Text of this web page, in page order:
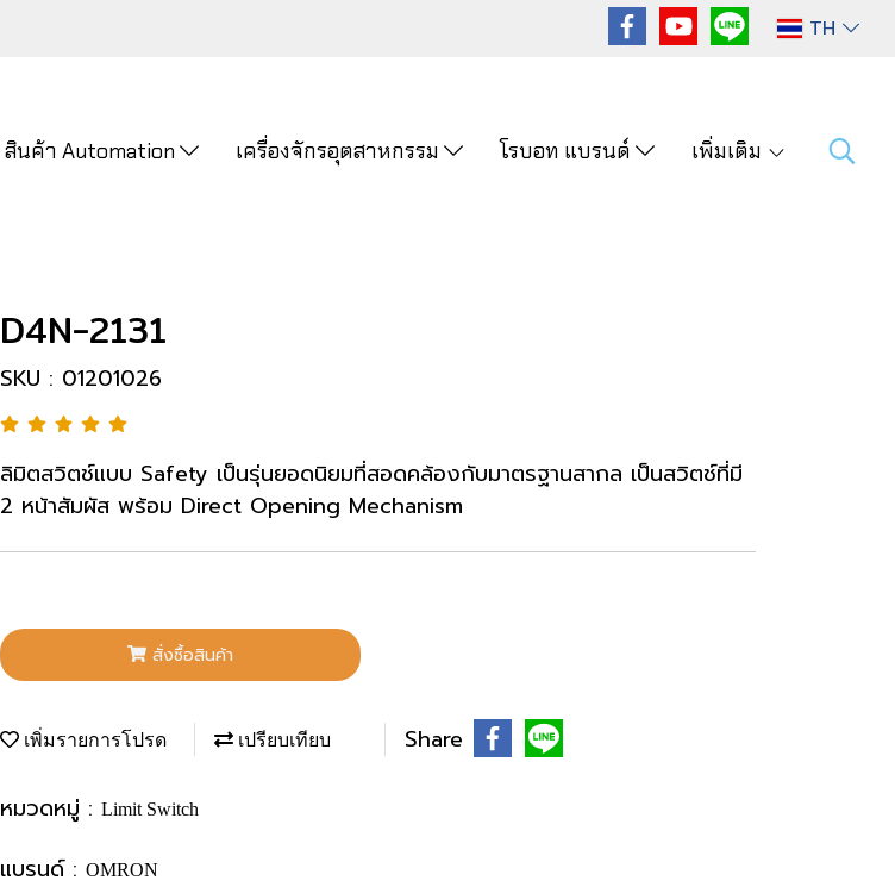
TH
สินค้า Automation เครื่องจักรอุตสาหกรรม โรบอท แบรนด์ เพิ่มเติม
D4N-2131
SKU : 01201026
ลิมิตสวิตช์แบบ Safety เป็นรุ่นยอดนิยมที่สอดคล้องกับมาตรฐานสากล เป็นสวิตช์ที่มี
2 หน้าสัมผัส พร้อม Direct Opening Mechanism
สั่งซื้อสินค้า
เพิ่มรายการโปรด เปรียบเทียบ Share
หมวดหมู่ : Limit Switch
แบรนด์ : OMRON